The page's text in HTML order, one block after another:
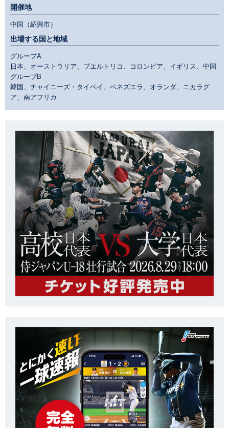
開催地
中国（紹興市）
出場する国と地域
グループA
日本、オーストラリア、プエルトリコ、コロンビア、イギリス、中国
グループB
韓国、チャイニーズ・タイペイ、ベネズエラ、オランダ、ニカラグ
ア、南アフリカ